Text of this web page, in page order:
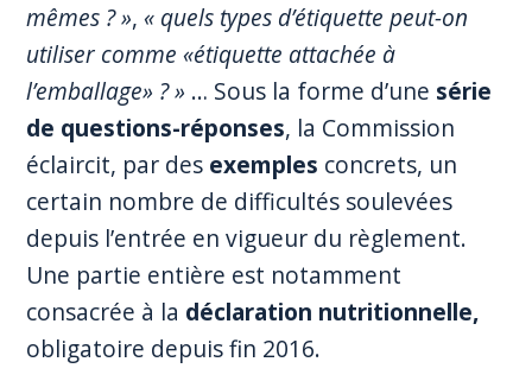
mêmes ? »,« quels types d’étiquette peut-on
utiliser comme «étiquette attachée à
l’emballage» ? » … Sous la forme d’une série
de questions-réponses, la Commission
éclaircit, par des exemples concrets, un
certain nombre de difficultés soulevées
depuis l’entrée en vigueur du règlement.
Une partie entière est notamment
consacrée à la déclaration nutritionnelle,
obligatoire depuis fin 2016.